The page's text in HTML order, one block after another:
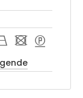
- >